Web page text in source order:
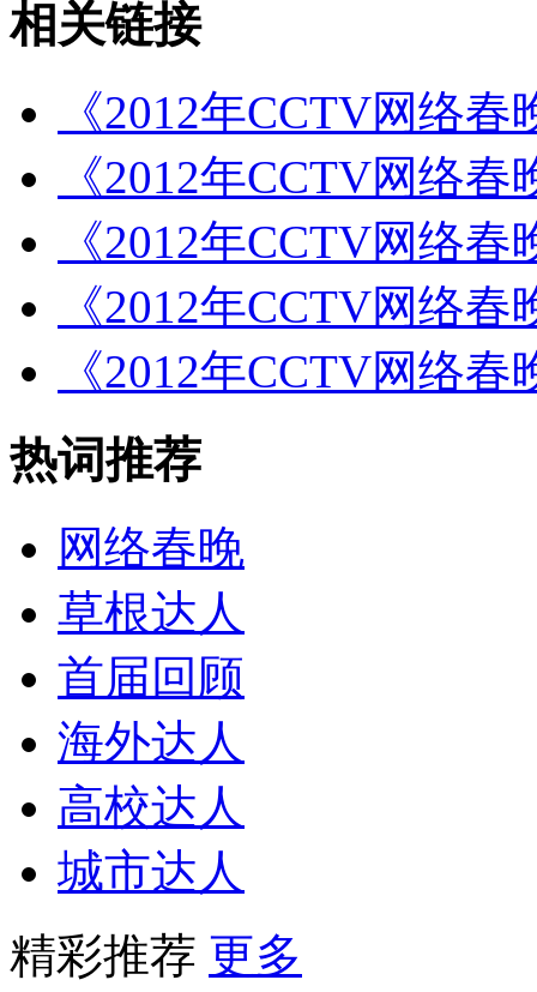
相关链接
《2012年CCTV网络
《2012年CCTV网络
《2012年CCTV网络
《2012年CCTV网络
《2012年CCTV网络
热词推荐
网络春晚
草根达人
首届回顾
海外达人
高校达人
城市达人
精彩推荐 更多